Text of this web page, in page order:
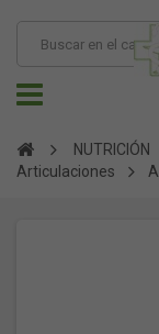
NUTRICIÓN
Articulaciones